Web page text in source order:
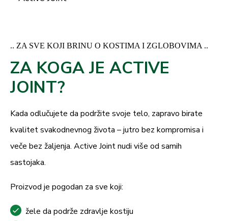
.. ZA SVE KOJI BRINU O KOSTIMA I ZGLOBOVIMA ..
ZA KOGA JE ACTIVE
JOINT?
Kada odlučujete da podržite svoje telo, zapravo birate
kvalitet svakodnevnog života – jutro bez kompromisa i
veče bez žaljenja. Active Joint nudi više od samih
sastojaka.
Proizvod je pogodan za sve koji:
žele da podrže zdravlje kostiju